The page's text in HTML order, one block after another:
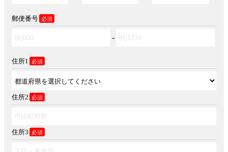
郵便番号 必須
-
住所1 必須
住所2 必須
住所3 必須